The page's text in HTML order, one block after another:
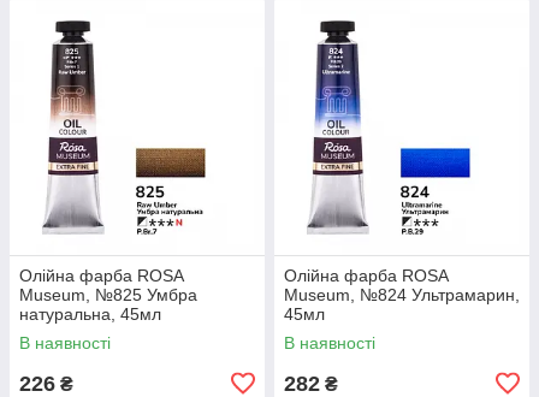
Олійна фарба ROSA
Museum, №825 Умбра
натуральна, 45мл
В наявності
226 ₴
Олійна фарба ROSA
Museum, №824 Ультрамарин,
45мл
В наявності
282 ₴